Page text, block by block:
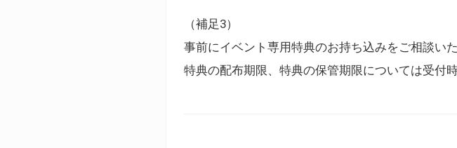
（補足3）
事前にイベント専用特典のお持ち込みをご相談い
特典の配布期限、特典の保管期限については受付